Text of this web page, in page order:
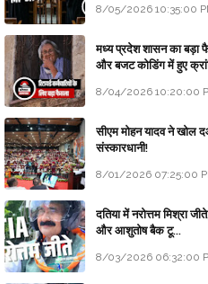
8/05/2026 10:35:00
मध्य प्रदेश शासन का बड़ा
और बजट कोडिंग में हुए
8/04/2026 10:20:00
सीएम मोहन यादव ने खोल
संस्कारधानी!
8/01/2026 07:25:00
दतिया में नरोत्तम मिश्रा
और आशुतोष बैक टू...
8/03/2026 06:32:00